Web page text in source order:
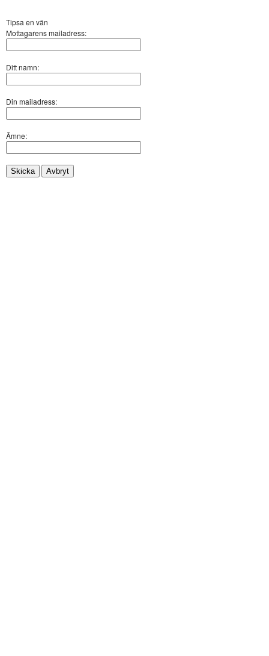
Tipsa en vän
Mottagarens mailadress:
Ditt namn:
Din mailadress:
Ämne:
Skicka Avbryt